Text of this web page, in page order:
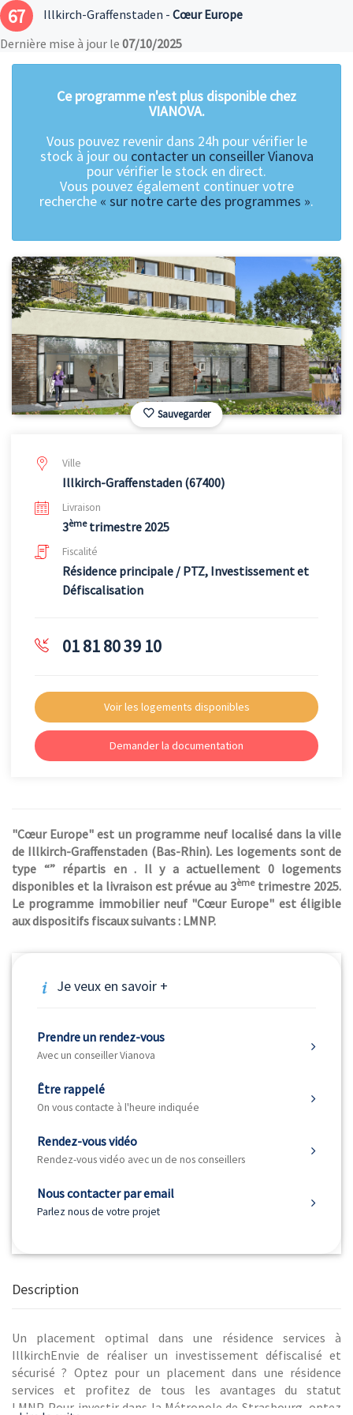
67 Illkirch-Graffenstaden - Cœur Europe
Dernière mise à jour le 07/10/2025
Ce programme n'est plus disponible chez
VIANOVA.
Vous pouvez revenir dans 24h pour vérifier le
stock à jour ou contacter un conseiller Vianova
pour vérifier le stock en direct.
Vous pouvez également continuer votre
recherche « sur notre carte des programmes ».
Sauvegarder
Ville
Illkirch-Graffenstaden (67400)
Livraison
3èmetrimestre 2025
Fiscalité
Résidence principale / PTZ, Investissement et
Défiscalisation
01 81 80 39 10
Voir les logements disponibles
Demander la documentation
"Cœur Europe" est un programme neuf localisé dans la ville
de Illkirch-Graffenstaden (Bas-Rhin). Les logements sont de
type “” répartis en . Il y a actuellement 0 logements
disponibles et la livraison est prévue au 3èmetrimestre 2025.
Le programme immobilier neuf "Cœur Europe" est éligible
aux dispositifs fiscaux suivants : LMNP.
Je veux en savoir +
Prendre un rendez-vous
Avec un conseiller Vianova
Être rappelé
On vous contacte à l'heure indiquée
Rendez-vous vidéo
Rendez-vous vidéo avec un de nos conseillers
Nous contacter par email
Parlez nous de votre projet
Description
Un placement optimal dans une résidence services à
IllkirchEnvie de réaliser un investissement défiscalisé et
sécurisé ? Optez pour un placement dans une résidence
services et profitez de tous les avantages du statut
LMNP. Pour investir dans la Métropole de Strasbourg, optez